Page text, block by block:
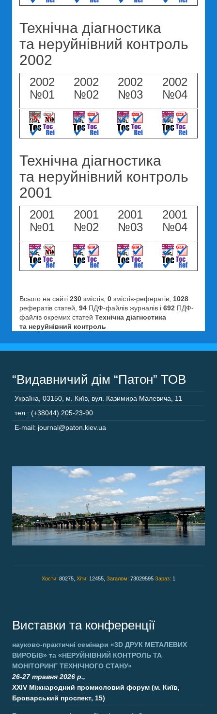
Технічна діагностика
та неруйнівний контроль
2002
2002
№01
2002
№02
2002
№03
2002
№04
Технічна діагностика
та неруйнівний контроль
2001
2001
№01
2001
№02
2001
№03
2001
№04
Всього на сайті 230 змістів, 0 змістів-рефератів, 1028
рефератів статей, 94 ПДФ-файлів журналів і 692 ПДФ-
файлів окремих статей Технічна діагностика
та неруйнівний контроль
“Видавничий дім “Патон” ТОВ
Україна 03150 м. Київ, вул. Казимира Малевича, 11
тел.: (+38044) 205-23-90
E-mail: journal@paton.kiev.ua
Хости: 80275, Хіти: 12455, Загалом: 73029595 Зараз: 1
Виставки та конференції
науково-практичні семінари «3D ДРУК МЕТАЛЕВИХ
ВИРОБІВ» та «НЕРУЙНІВНИЙ КОНТРОЛЬ ТА
МОНІТОРИНГ ТЕХНІЧНОГО СТАНУ»
26-27 травня 2026 р.,
XXIV Міжнародний промисловий форум (м. Київ,
Броварський проспект, 15)